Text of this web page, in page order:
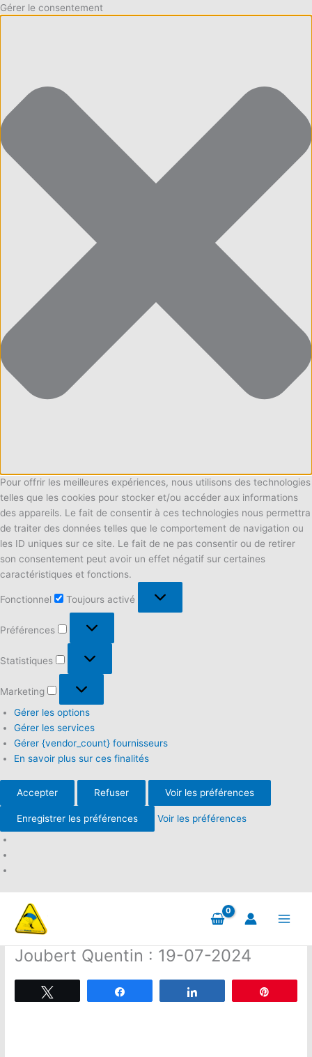
Gérer le consentement
Pour offrir les meilleures expériences, nous utilisons des technologies
telles que les cookies pour stocker et/ou accéder aux informations
des appareils. Le fait de consentir à ces technologies nous permettra
de traiter des données telles que le comportement de navigation ou
les ID uniques sur ce site. Le fait de ne pas consentir ou de retirer
son consentement peut avoir un effet négatif sur certaines
caractéristiques et fonctions.
Fonctionnel
Toujours activé
Préférences
Statistiques
Marketing
Gérer les options
Gérer les services
Gérer {vendor_count} fournisseurs
En savoir plus sur ces finalités
Accepter Refuser Voir les préférences
Enregistrer les préférences Voir les préférences
contenu
Joubert Quentin : 19-07-2024